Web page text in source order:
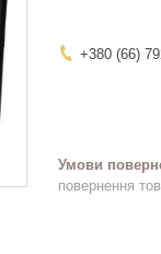
+380 (66)
повернення